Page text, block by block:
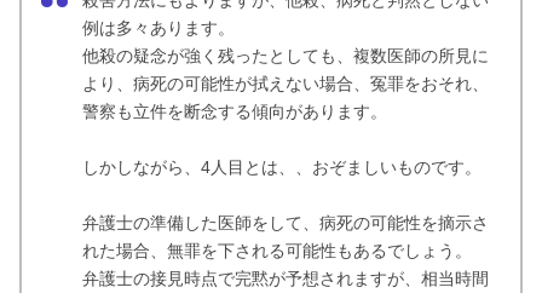
例は多々あります。
他殺の疑念が強く残ったとしても、複数医師の所見に
より、病死の可能性が拭えない場合、冤罪をおそれ、
警察も立件を断念する傾向があります。
しかしながら、4人目とは、、おぞましいものです。
弁護士の準備した医師をして、病死の可能性を摘示さ
れた場合、無罪を下される可能性もあるでしょう。
弁護士の接見時点で完黙が予想されますが、相当時間